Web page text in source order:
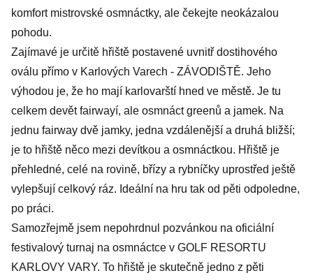
komfort mistrovské osmnáctky, ale čekejte neokázalou
pohodu.
Zajímavé je určitě hřiště postavené uvnitř dostihového
oválu přímo v Karlových Varech - ZÁVODIŠTĚ. Jeho
výhodou je, že ho mají karlovarští hned ve městě. Je tu
celkem devět fairwayí, ale osmnáct greenů a jamek. Na
jednu fairway dvě jamky, jedna vzdálenější a druhá bližší;
je to hřiště něco mezi devítkou a osmnáctkou. Hřiště je
přehledné, celé na rovině, břízy a rybníčky uprostřed ještě
vylepšují celkový ráz. Ideální na hru tak od pěti odpoledne,
po práci.
Samozřejmě jsem nepohrdnul pozvánkou na oficiální
festivalový turnaj na osmnáctce v GOLF RESORTU
KARLOVY VARY. To hřiště je skutečně jedno z pěti